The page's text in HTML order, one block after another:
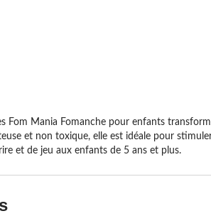
Fom Mania Fomanche pour enfants
et non toxique, elle est idéale pour
et de jeu aux enfants de 5 ans et plus.